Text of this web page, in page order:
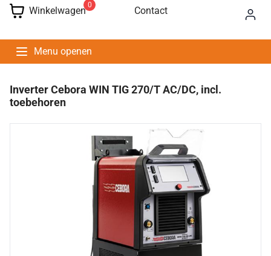
Winkelwagen 0 Contact
Menu openen
Inverter Cebora WIN TIG 270/T AC/DC, incl.
toebehoren